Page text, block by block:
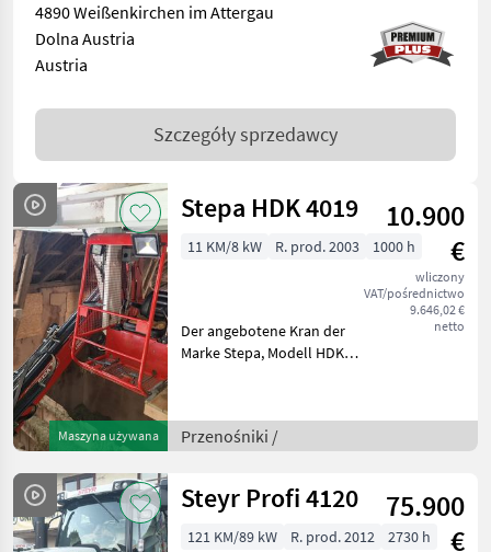
4890 Weißenkirchen im Attergau
Dolna Austria
Austria
Szczegóły sprzedawcy
Maszyna używana
Stepa HDK 4019
10.900
€
wliczony
VAT/pośrednictwo
9.646,02 €
netto
11 KM/8 kW R. prod. 2003 1000 h
Der angebotene Kran der
Marke Stepa, Modell HDK
14m ist ein zuverlässiges
Arbeitsgerät aus dem
Przenośniki /
Steyr Profi 4120
75.900
€
121 KM/89 kW R. prod. 2012 2730 h